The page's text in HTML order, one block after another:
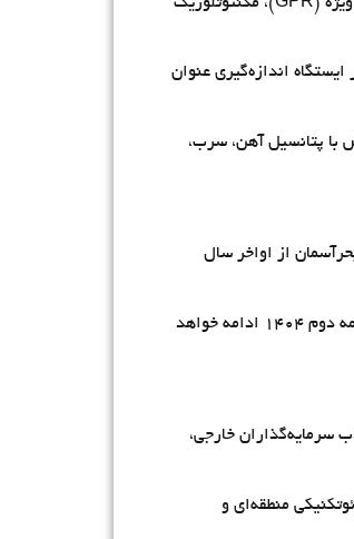
اکتشاف مواد معدنی، شناسایی گسل‌های پنهان، بررسی فرونشست زمین و امکان اکتشاف ید با برداشت بیش از ۱۰۰ هزار ایستگاه اندازه‌گیری عنوان
ژئوفیزیک هوابرد جمع‌آوری شده و خروجی مدل‌سازی آن، ۴۸ محدوده امیدبخش با پتانسیل آهن، سرب،
(فاصله پرواز ۲۵۰ متر، ارتفاع ۴۰ متر) در پهنه جیرفت – بحرآسمان از اواخر سال
این پروژه در قالب ۱۶۰ هزار کیلومتر خطی طراحی شده که به دلیل اورهال موتور بالگردها به‌طور موقت متوقف شده اما پس از تکمیل تعمیرات در نیمه دوم ۱۴۰۴ ادامه خواهد
سرمایه‌گذاران خارجی،
منطقه‌ای و